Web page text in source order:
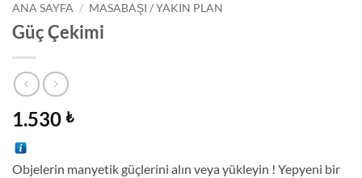
ANA SAYFA / MASABAŞI / YAKIN PLAN
Güç Çekimi
1.530 ₺
Objelerin manyetik güçlerini alın veya yükleyin ! Yepyeni bir